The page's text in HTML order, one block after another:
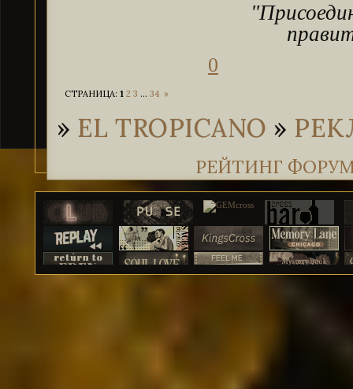
0
СТРАНИЦА: 1 2 3 … 34 »
» EL TROPICANO »
РЕЙТИНГ